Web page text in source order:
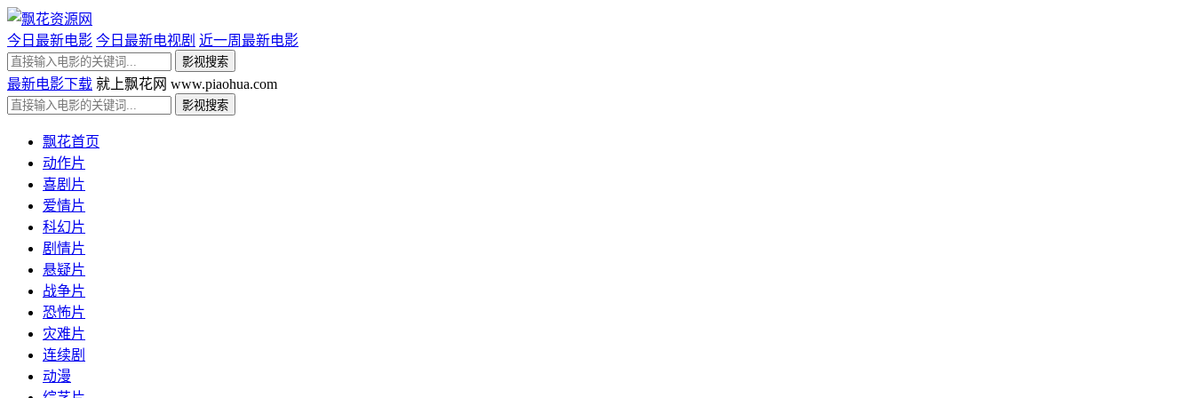
今日最新电影 今日最新电视剧 近一周最新电影
最新电影下载 就上飘花网 www.piaohua.com
飘花首页
动作片
喜剧片
爱情片
科幻片
剧情片
悬疑片
战争片
恐怖片
灾难片
连续剧
动漫